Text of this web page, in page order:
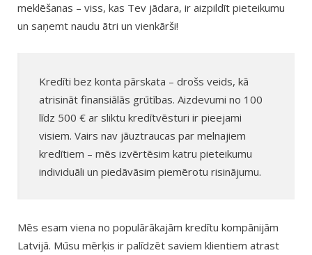
meklēšanas – viss, kas Tev jādara, ir aizpildīt pieteikumu
un saņemt naudu ātri un vienkārši!
Kredīti bez konta pārskata – drošs veids, kā
atrisināt finansiālās grūtības. Aizdevumi no 100
līdz 500 € ar sliktu kredītvēsturi ir pieejami
visiem. Vairs nav jāuztraucas par melnajiem
kredītiem – mēs izvērtēsim katru pieteikumu
individuāli un piedāvāsim piemērotu risinājumu.
Mēs esam viena no populārākajām kredītu kompānijām
Latvijā. Mūsu mērķis ir palīdzēt saviem klientiem atrast